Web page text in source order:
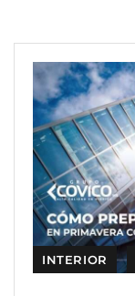
INTERIOR